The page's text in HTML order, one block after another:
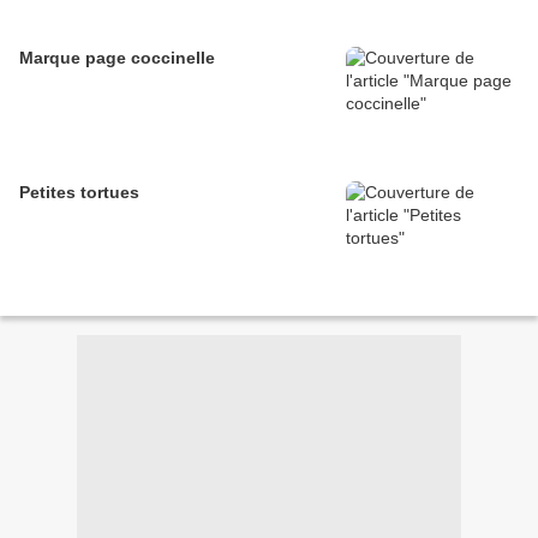
Marque page coccinelle
Petites tortues